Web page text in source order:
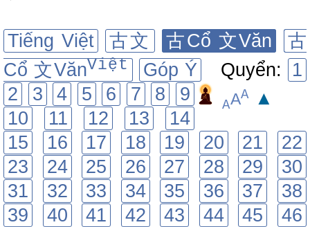
Tiếng Việt 古文 古Cổ 文Văn
古
Cổ 文VănViệt Góp Ý
AAA ▲
Quyển:
1
2
3 4 5 6 7 8
9
10
11 12 13
14
15
16 17 18 19 20 21
22
23
24 25 26 27 28 29
30
31
32 33 34 35 36 37
38
39
40 41 42 43 44 45
46